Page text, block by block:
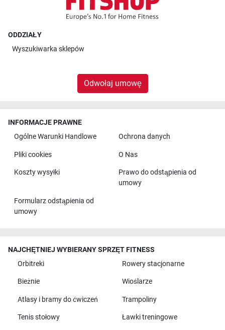
ODDZIAŁY
Wyszukiwarka sklepów
Odwołaj umowę
INFORMACJE PRAWNE
Ogólne Warunki Handlowe
Ochrona danych
Pliki cookies O Nas
Koszty wysyłki
Prawo do odstąpienia od
umowy
Formularz odstąpienia od
umowy
NAJCHĘTNIEJ WYBIERANY SPRZĘT FITNESS
Orbitreki
Rowery stacjonarne
Bieżnie Wioślarze
Atlasy i bramy do ćwiczeń Trampoliny
Tenis stołowy Ławki treningowe